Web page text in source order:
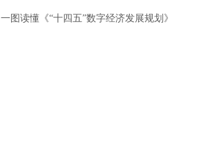
一图读懂《“十四五”数字经济发展规划》